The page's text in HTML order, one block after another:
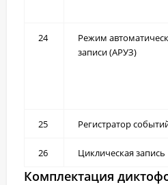
24
Режим
записи (АРУЗ)
25 Регистратор
26 Циклическая запись
Комплектация